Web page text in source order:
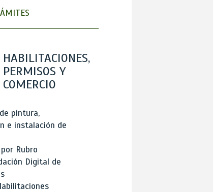
HABILITACIONES,
PERMISOS Y
COMERCIO
pintura,
e instalación de
Rubro
Digital de